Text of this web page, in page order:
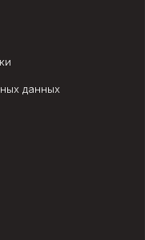
данных